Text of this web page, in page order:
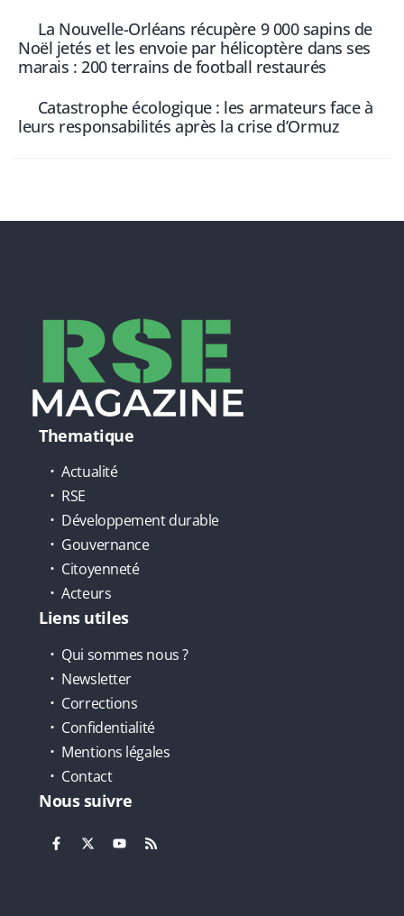
La Nouvelle-Orléans récupère 9 000 sapins de
Noël jetés et les envoie par hélicoptère dans ses
marais : 200 terrains de football restaurés
Catastrophe écologique : les armateurs face à
leurs responsabilités après la crise d’Ormuz
Thematique
Actualité
RSE
Développement durable
Gouvernance
Citoyenneté
Acteurs
Liens utiles
Qui sommes nous ?
Newsletter
Corrections
Confidentialité
Mentions légales
Contact
Nous suivre